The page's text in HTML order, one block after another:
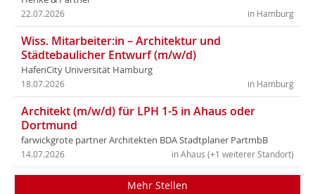
in Hamburg
22.07.2026
Wiss. Mitarbeiter:in – Architektur und
Städtebaulicher Entwurf (m/w/d)
HafenCity Universität Hamburg
in Hamburg
18.07.2026
Architekt (m/w/d) für LPH 1-5 in Ahaus oder
Dortmund
farwickgrote partner Architekten BDA Stadtplaner PartmbB
in Ahaus (+1 weiterer Standort)
14.07.2026
Mehr Stellen